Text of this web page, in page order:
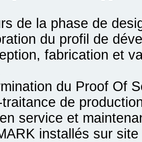
de la phase de
du profil de
fabrication et
du Proof Of
traitance de
service et
installés sur